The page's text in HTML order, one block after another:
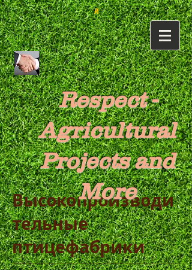
R
Respect -
Agricultural
Projects and
More
Высокопроизводи
тельные
птицефабрики